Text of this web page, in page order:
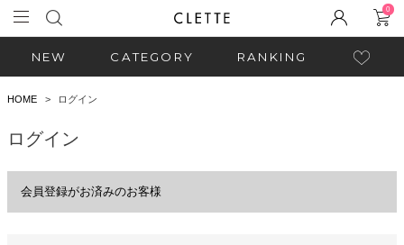
0
NEW CATEGORY RANKING
HOME ログイン
ログイン
会員登録がお済みのお客様